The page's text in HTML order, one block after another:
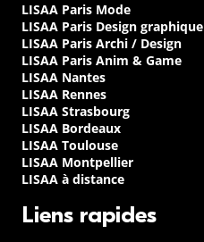
LISAA Paris Mode
LISAA Paris Design graphique
LISAA Paris Archi / Design
LISAA Paris Anim & Game
LISAA Nantes
LISAA Rennes
LISAA Strasbourg
LISAA Bordeaux
LISAA Toulouse
LISAA Montpellier
LISAA à distance
Liens rapides